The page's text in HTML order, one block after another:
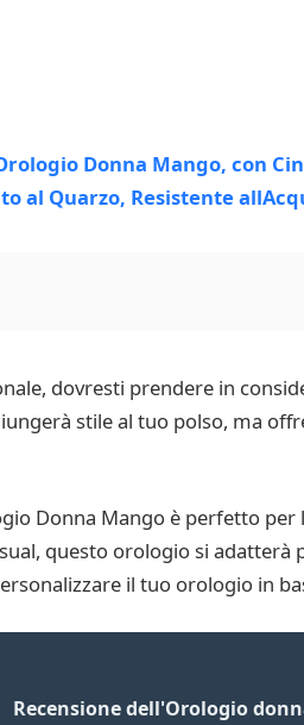
dovresti prendere in
stile al tuo polso, ma
Donna Mango è perfetto
questo orologio si
il tuo orologio in
Recensione dell'Orologio